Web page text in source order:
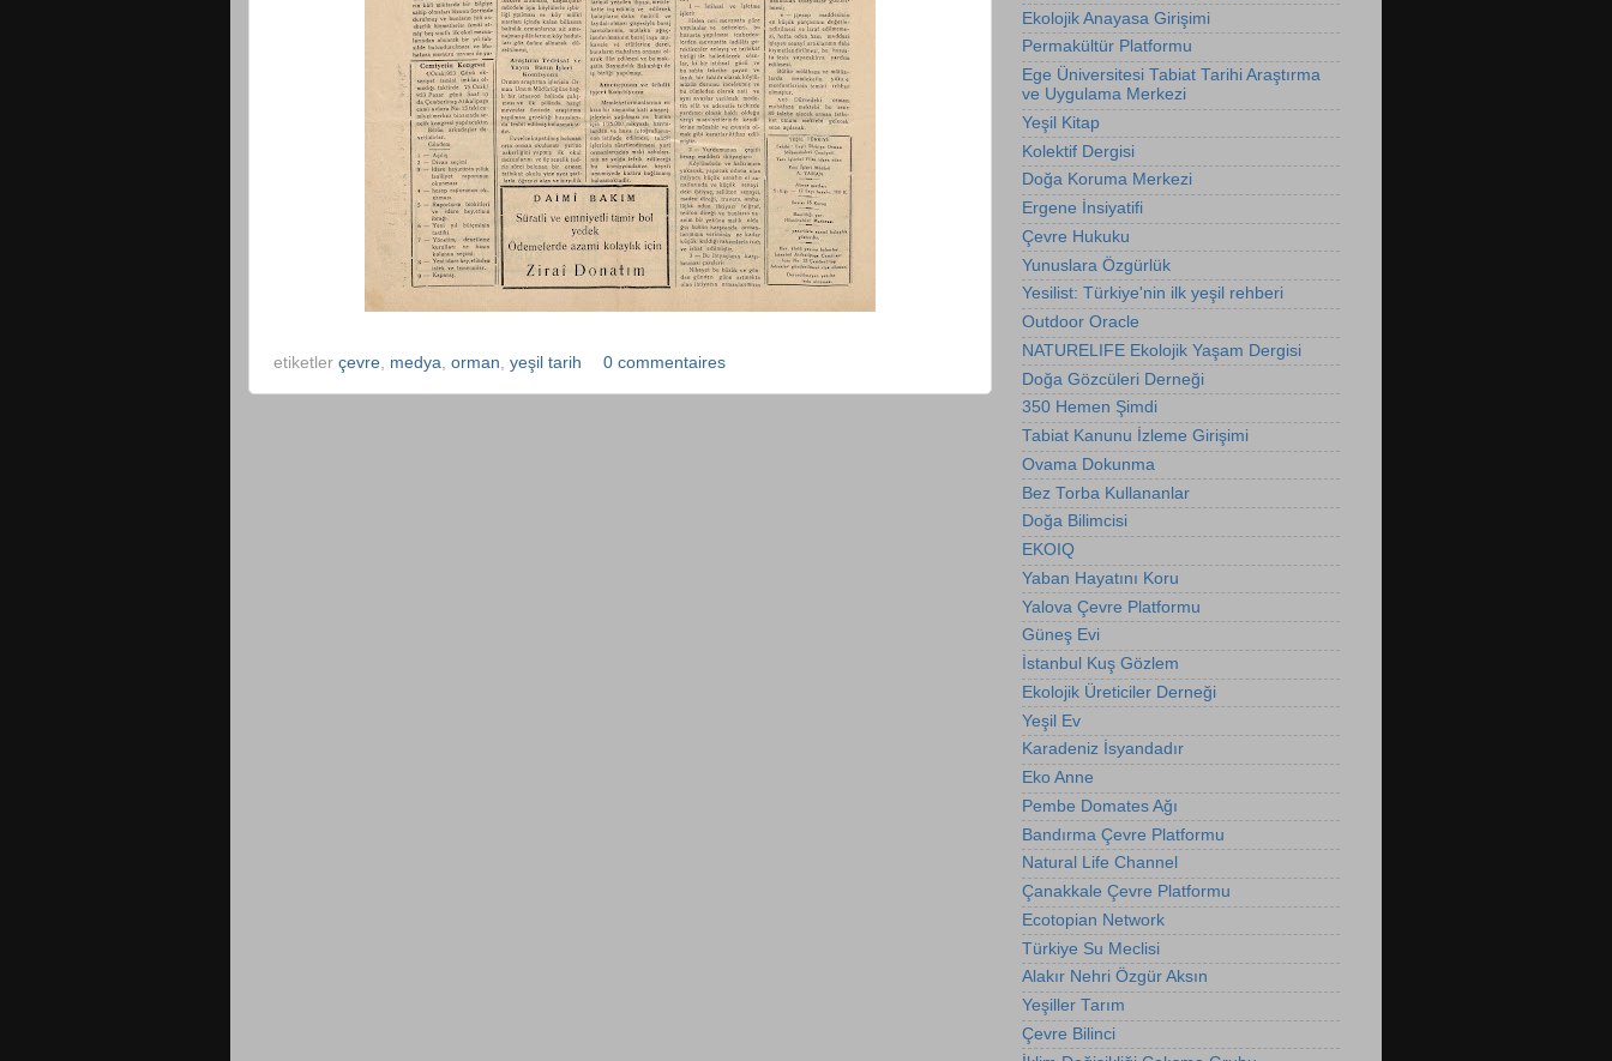
etiketler çevre, medya, orman, yeşil tarih 0 commentaires
Ekolojik Anayasa Girişimi
Permakültür Platformu
Ege Üniversitesi Tabiat Tarihi Araştırma
ve Uygulama Merkezi
Yeşil Kitap
Kolektif Dergisi
Doğa Koruma Merkezi
Ergene İnsiyatifi
Çevre Hukuku
Yunuslara Özgürlük
Yesilist: Türkiye'nin ilk yeşil rehberi
Outdoor Oracle
NATURELIFE Ekolojik Yaşam Dergisi
Doğa Gözcüleri Derneği
350 Hemen Şimdi
Tabiat Kanunu İzleme Girişimi
Ovama Dokunma
Bez Torba Kullananlar
Doğa Bilimcisi
EKOIQ
Yaban Hayatını Koru
Yalova Çevre Platformu
Güneş Evi
İstanbul Kuş Gözlem
Ekolojik Üreticiler Derneği
Yeşil Ev
Karadeniz İsyandadır
Eko Anne
Pembe Domates Ağı
Bandırma Çevre Platformu
Natural Life Channel
Çanakkale Çevre Platformu
Ecotopian Network
Türkiye Su Meclisi
Alakır Nehri Özgür Aksın
Yeşiller Tarım
Çevre Bilinci